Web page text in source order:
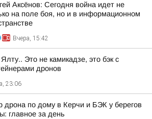
Аксёнов: Сегодня война идет не
на поле боя, но и в информационном
Вчера, 15:42
Это не камикадзе, это бэк с
дронов
23:06
дрона по дому в Керчи и БЭК у берегов
главное за день